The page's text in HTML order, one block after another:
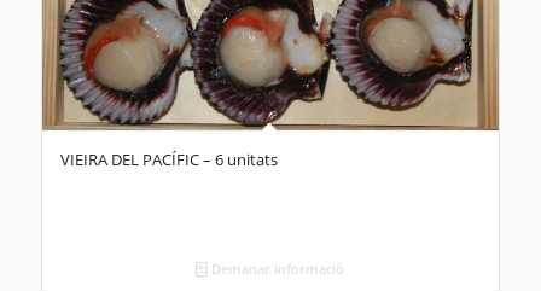
VIEIRA DEL PACÍFIC – 6 unitats
Demanar informació